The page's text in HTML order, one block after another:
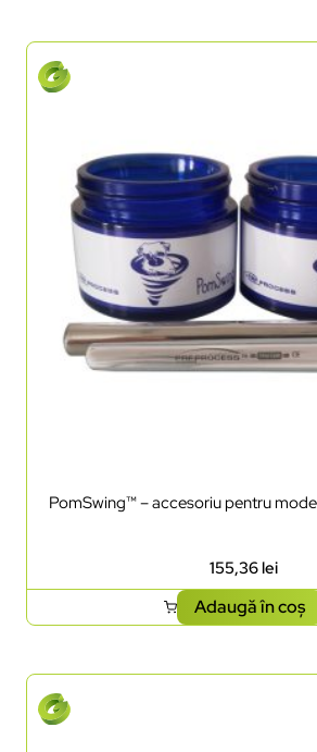
PomSwing™ – accesoriu pentru
155,36lei
Adaugă în coș